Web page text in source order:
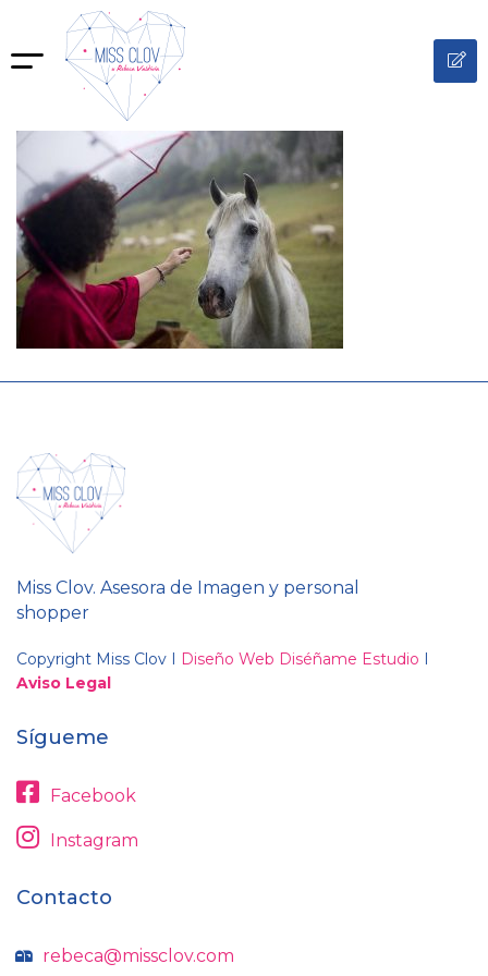
Miss Clov. Asesora de Imagen y personal
shopper
Copyright Miss Clov I Diseño Web Diséñame Estudio I
Aviso Legal
Sígueme
Facebook
Instagram
Contacto
rebeca@missclov.com